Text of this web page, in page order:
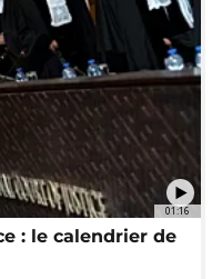
01:16
: le calendrier de